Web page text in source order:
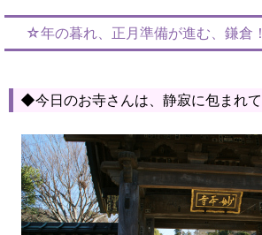
☆年の暮れ、正月準備が進む、鎌倉！
◆今日のお寺さんは、静寂に包まれて